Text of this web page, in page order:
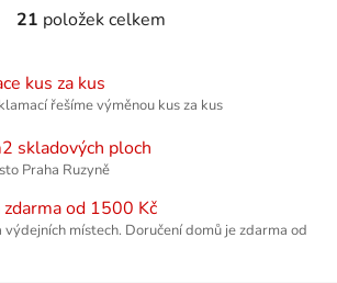
Ovládací prvky výpisu
21 položek celkem
kus za kus
řešíme výměnou kus za kus
skladových ploch
Praha Ruzyně
zdarma od 1500 Kč
výdejních místech. Doručení domů je zdarma od